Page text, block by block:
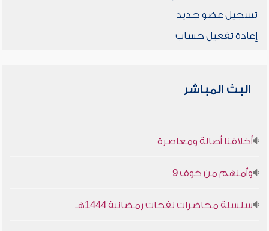
تسجيل عضو جديد
إعادة تفعيل حساب
البث المباشر
أخلاقنا أصالة ومعاصرة
وأمنهم من خوف 9
سلسلة محاضرات نفحات رمضانية 1444هـ